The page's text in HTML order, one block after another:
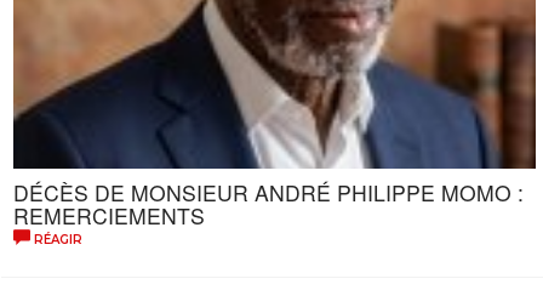
DÉCÈS DE MONSIEUR ANDRÉ PHILIPPE MOMO :
REMERCIEMENTS
RÉAGIR